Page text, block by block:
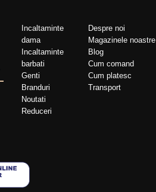
Incaltaminte
dama
Incaltaminte
barbati
Genti
Branduri
Noutati
Reduceri
Despre noi
Magazinele noastre
Blog
Cum comand
Cum platesc
Transport